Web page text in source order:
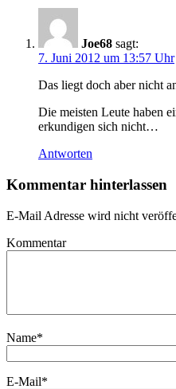
Joe68 sagt:
7. Juni 2012 um 13:57 Uhr
Das liegt doch aber nicht
Die meisten Leute haben
erkundigen sich nicht…
Antworten
Kommentar hinterlassen
E-Mail Adresse wird nicht
Kommentar
Name*
E-Mail*